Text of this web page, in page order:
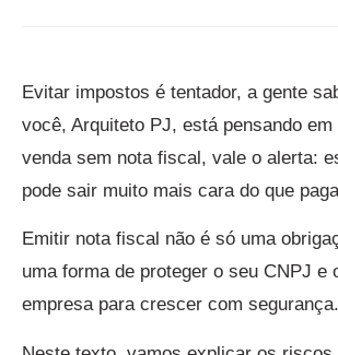
Evitar impostos é tentador, a gente
você, Arquiteto PJ, está pensando
venda sem nota fiscal, vale o alerta:
pode sair muito mais cara do que
Emitir nota fiscal não é só uma
uma forma de proteger o seu CNPJ e
empresa para crescer com segurança.